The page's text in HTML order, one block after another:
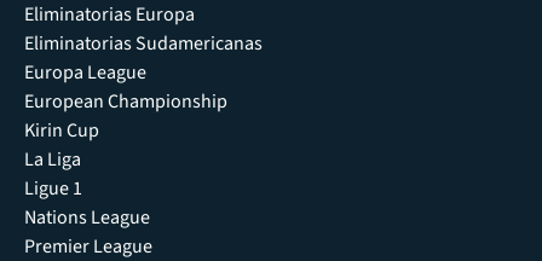
Eliminatorias Europa
Eliminatorias Sudamericanas
Europa League
European Championship
Kirin Cup
La Liga
Ligue 1
Nations League
Premier League